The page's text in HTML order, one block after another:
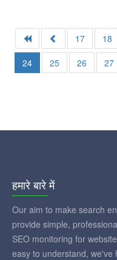
17 18
24
25 26 27
हमारे बारे में
Our aim to make search
provide simple,
SEO monitoring for
easy to understand, we've